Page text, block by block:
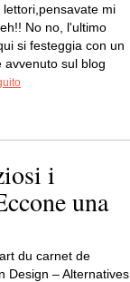
mi
No no, l'ultimo
si festeggia con un
avvenuto sul blog
i
una
du carnet de
Design –